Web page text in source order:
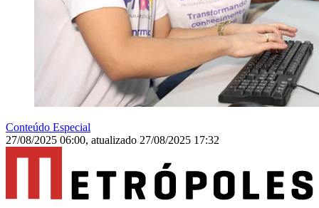
Conteúdo Especial
27/08/2025 06:00, atualizado 27/08/2025 17:32